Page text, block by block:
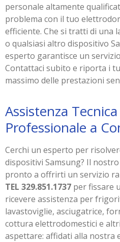
personale altamente
problema con il tuo
efficiente. Che si tratti di
o qualsiasi altro dispositivo
esperto garantisce un
Contattaci subito e riporta i
massimo delle prestazioni
Assistenza
Professionale a
Cerchi un esperto per
dispositivi Samsung? Il
pronto a offrirti un servizio
TEL 329.851.1737 per fissare
ricevere assistenza per
lavastoviglie, asciugatrice,
cottura elettrodomestici e
aspettare: affidati alla nostra